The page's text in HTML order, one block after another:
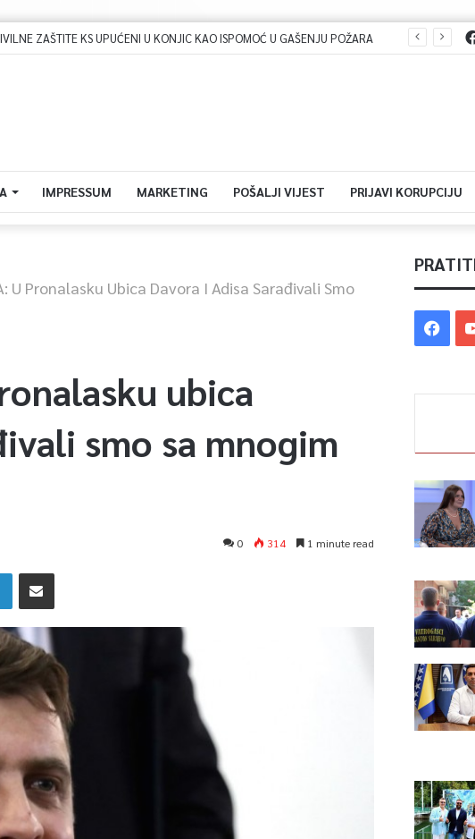
ZAŠTITE KS UPUĆENI U KONJIC KAO ISPOMOĆ U GAŠENJU POŽARA
IMPRESSUM MARKETING POŠALJI VIJEST PRIJAVI KORUPCIJU
U Pronalasku Ubica Davora I Adisa Sarađivali Smo
ubica
smo sa mnogim
0 314 1 minute read